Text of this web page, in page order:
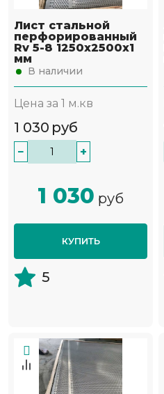
Лист стальной
перфорированный
Rv 5-8 1250х2500х1
мм
В наличии
Цена за 1 м.кв
1 030 руб
− +
1 030 руб
КУПИТЬ
5